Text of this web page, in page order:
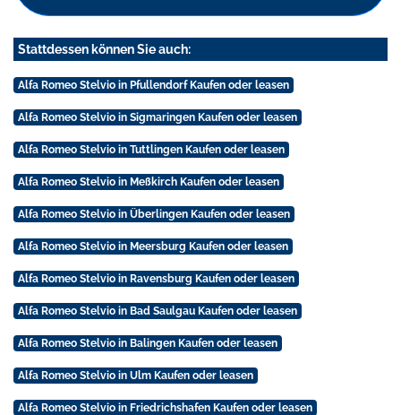
Stattdessen können Sie auch:
Alfa Romeo Stelvio in Pfullendorf Kaufen oder leasen
Alfa Romeo Stelvio in Sigmaringen Kaufen oder leasen
Alfa Romeo Stelvio in Tuttlingen Kaufen oder leasen
Alfa Romeo Stelvio in Meßkirch Kaufen oder leasen
Alfa Romeo Stelvio in Überlingen Kaufen oder leasen
Alfa Romeo Stelvio in Meersburg Kaufen oder leasen
Alfa Romeo Stelvio in Ravensburg Kaufen oder leasen
Alfa Romeo Stelvio in Bad Saulgau Kaufen oder leasen
Alfa Romeo Stelvio in Balingen Kaufen oder leasen
Alfa Romeo Stelvio in Ulm Kaufen oder leasen
Alfa Romeo Stelvio in Friedrichshafen Kaufen oder leasen